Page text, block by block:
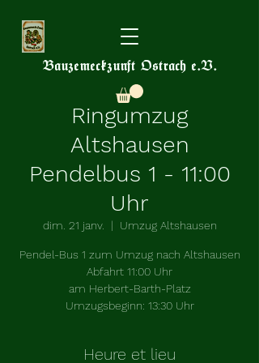
Bauzemeckzunft Ostrach e.V.
Ringumzug
Altshausen
Pendelbus 1 - 11:00
Uhr
dim. 21 janv.
  |
Umzug Altshausen
Pendel-Bus 1 zum Umzug nach Altshausen
Abfahrt 11:00 Uhr
am Herbert-Barth-Platz
Umzugsbeginn: 13:30 Uhr
Heure et lieu